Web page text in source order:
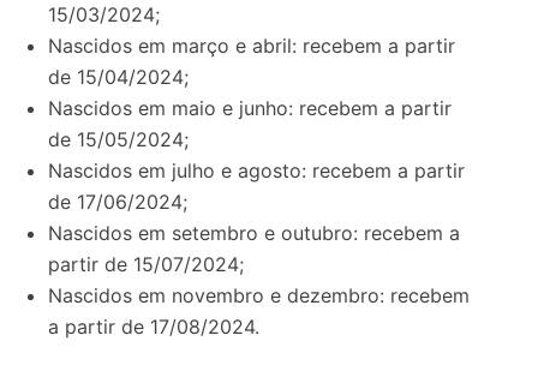
15/03/2024;
Nascidos em março e abril: recebem a partir
de 15/04/2024;
Nascidos em maio e junho: recebem a partir
de 15/05/2024;
Nascidos em julho e agosto: recebem a partir
de 17/06/2024;
Nascidos em setembro e outubro: recebem a
partir de 15/07/2024;
Nascidos em novembro e dezembro: recebem
a partir de 17/08/2024.